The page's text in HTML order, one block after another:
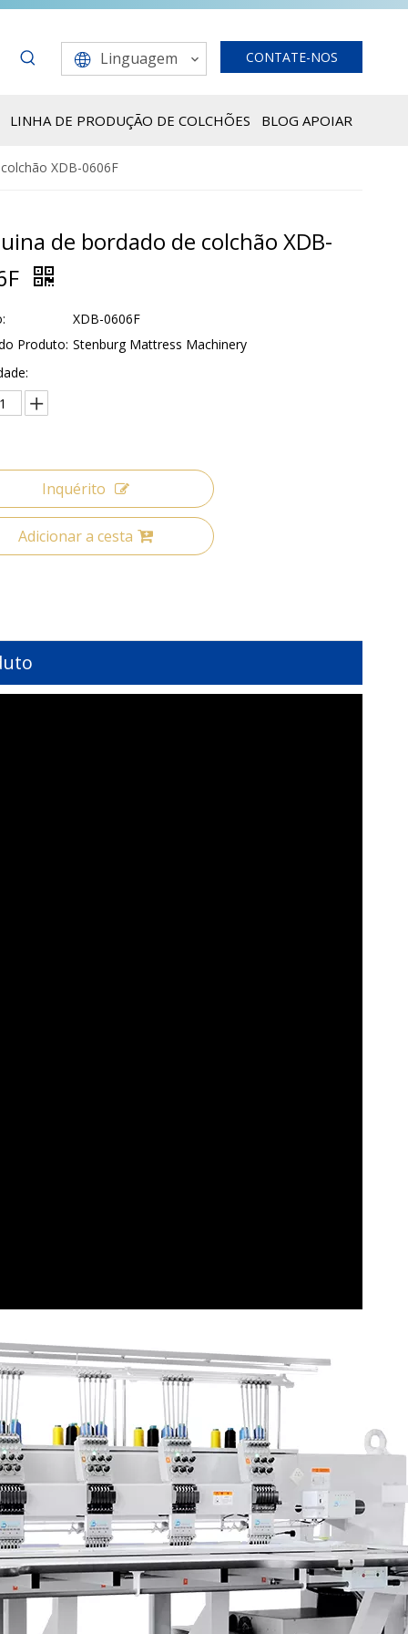
Linguagem CONTATE-NOS
LINHA DE PRODUÇÃO DE COLCHÕES BLOG APOIAR
XDB-0606F
de bordado de colchão XDB-
XDB-0606F
Produto: Stenburg Mattress Machinery
Inquérito
Adicionar a cesta